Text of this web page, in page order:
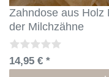
Zahndose aus Holz
der Milchzähne
14,95 € *